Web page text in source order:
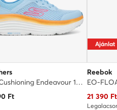
Max Cushioning Endeavour 129470/BLOR · Futócipő
Ft
Ajánlat
Reebok
Aktuális
21 390 Ft